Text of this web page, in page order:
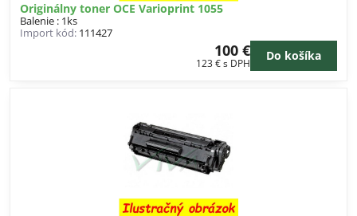
Originálny toner OCE Varioprint 1055
Balenie : 1ks
Import kód: 111427
100 €
123 €s DPH
Do košíka